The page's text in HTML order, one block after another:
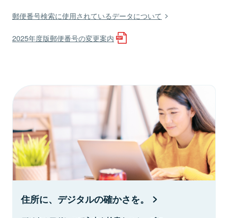
郵便番号検索に使用されているデータについて
2025年度版郵便番号の変更案内
住所に、デジタルの確かさを。